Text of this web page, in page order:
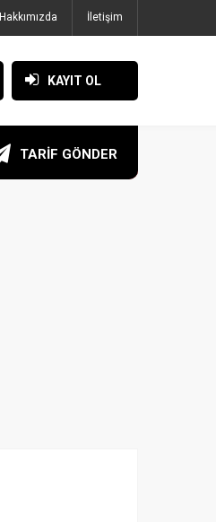
Hakkımızda İletişim
KAYIT OL
TARİF GÖNDER